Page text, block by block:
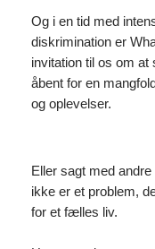
Og i en tid med
diskrimination er
invitation til os om at
åbent for en
og oplevelser.
Eller sagt med
ikke er et problem,
for et fælles liv.